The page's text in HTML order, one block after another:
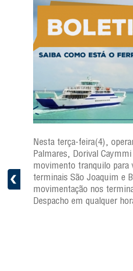
a
Nesta terça-feira(4),
Palmares, Dorival
movimento tranquilo para
terminais São Joaquim e
movimentação nos
Despacho em qualquer